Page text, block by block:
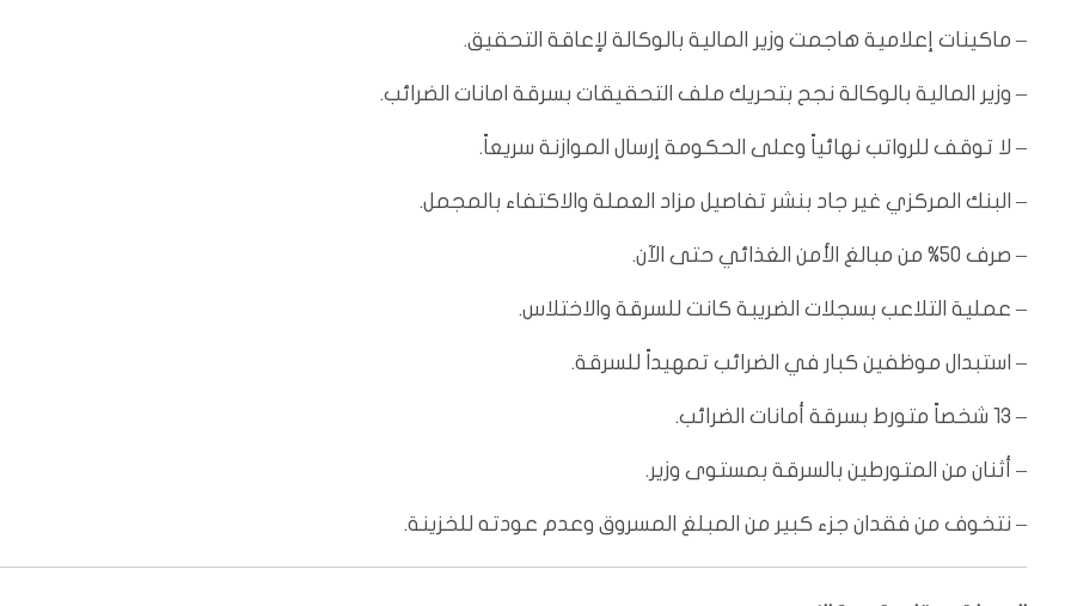
– ماكينات إعلامية هاجمت وزير المالية بالوكالة لإعاقة التحقيق.
– وزير المالية بالوكالة نجح بتحريك ملف التحقيقات بسرقة امانات الضرائب.
– لا توقف للرواتب نهائياً وعلى الحكومة إرسال الموازنة سريعاً.
– البنك المركزي غير جاد بنشر تفاصيل مزاد العملة والاكتفاء بالمجمل.
– صرف 50% من مبالغ الأمن الغذائي حتى الآن.
– عملية التلاعب بسجلات الضريبة كانت للسرقة والاختلاس.
– استبدال موظفين كبار في الضرائب تمهيداً للسرقة.
– 13 شخصاً متورط بسرقة أمانات الضرائب.
– أثنان من المتورطين بالسرقة بمستوى وزير.
– نتخوف من فقدان جزء كبير من المبلغ المسروق وعدم عودته للخزينة.